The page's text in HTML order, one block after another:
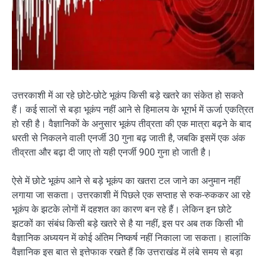
उत्तरकाशी में आ रहे छोटे-छोटे भूकंप किसी बड़े खतरे का संकेत हो सकते
हैं। कई सालों से बड़ा भूकंप नहीं आने से हिमालय के भूगर्भ में ऊर्जा एकत्रित
हो रही है। वैज्ञानिकों के अनुसार भूकंप तीव्रता की एक मात्रा बढ़ने के बाद
धरती से निकलने वाली एनर्जी 30 गुना बढ़ जाती है, जबकि इसमें एक अंक
तीव्रता और बढ़ा दी जाए तो यही एनर्जी 900 गुना हो जाती है।
ऐसे में छोटे भूकंप आने से बड़े भूकंप का खतरा टल जाने का अनुमान नहीं
लगाया जा सकता। उत्तरकाशी में पिछले एक सप्ताह से रुक-रुककर आ रहे
भूकंप के झटके लोगाें में दहशत का कारण बन रहे हैं। लेकिन इन छोटे
झटकों का संबंध किसी बड़े खतरे से है या नहीं, इस पर अब तक किसी भी
वैज्ञानिक अध्ययन में कोई अंतिम निष्कर्ष नहीं निकाला जा सकता। हालांकि
वैज्ञानिक इस बात से इत्तेफाक रखते हैं कि उत्तराखंड में लंबे समय से बड़ा